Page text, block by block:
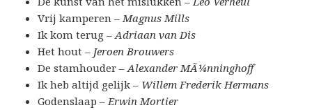
Vrij kamperen –Magnus Mills
Ik kom terug –Adriaan van Dis
Het hout – Jeroen Brouwers
De stamhouder –Alexander MÃ¼nninghoff
Ik heb altijd gelijk – Willem Frederik Hermans
Godenslaap –Erwin Mortier